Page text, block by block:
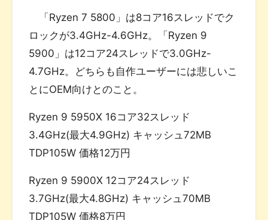
「Ryzen 7 5800」は8コア16スレッドでク
ロックが3.4GHz-4.6GHz。「Ryzen 9
5900」は12コア24スレッドで3.0GHz-
4.7GHz。どちらも自作ユーザーには悲しいこ
とにOEM向けとのこと。
Ryzen 9 5950X 16コア32スレッド
3.4GHz(最大4.9GHz) キャッシュ72MB
TDP105W 価格12万円
Ryzen 9 5900X 12コア24スレッド
3.7GHz(最大4.8GHz) キャッシュ70MB
TDP105W 価格8万円